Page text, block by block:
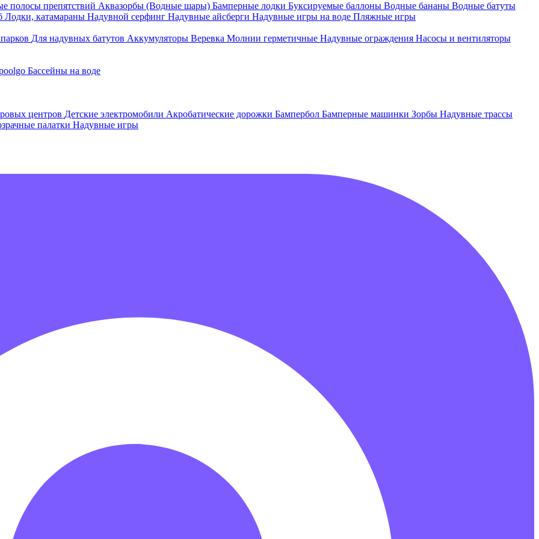
полосы препятствий Аквазорбы (Водные шары) Бамперные лодки Буксируемые баллоны Водные бананы Водные батуты
Лодки, катамараны Надувной серфинг Надувные айсберги Надувные игры на воде Пляжные игры
Для надувных батутов Аккумуляторы Веревка Молнии герметичные Надувные ограждения Насосы и вентиляторы
Бассейны на воде
центров Детские электромобили Акробатические дорожки Бампербол Бамперные машинки Зорбы Надувные трассы
палатки Надувные игры